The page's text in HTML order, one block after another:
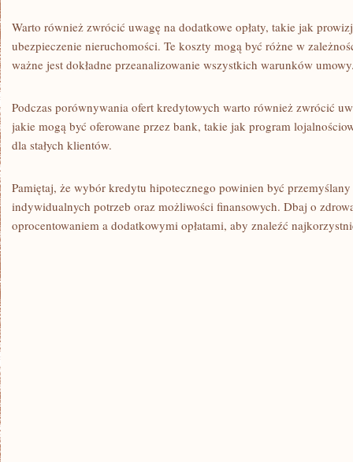
Warto również zwrócić ‌uwagę na dodatkowe opłaty, takie jak
ubezpieczenie nieruchomości.⁢ Te koszty mogą być różne w
ważne ⁣jest dokładne przeanalizowanie wszystkich warunków
Podczas porównywania ofert kredytowych warto również zwrócić
jakie mogą być oferowane przez bank, takie⁤ jak program
dla stałych⁤ klientów.
Pamiętaj, że wybór kredytu hipotecznego powinien​ być
indywidualnych potrzeb oraz ⁤możliwości finansowych. Dbaj o
oprocentowaniem a dodatkowymi opłatami, aby znaleźć